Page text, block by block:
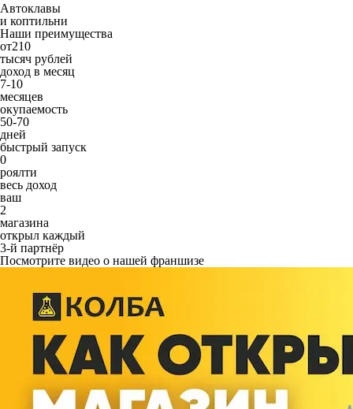
Автоклавы
и коптильни
Наши преимущества
от210
тысяч рублей
доход в месяц
7-10
месяцев
окупаемость
50-70
дней
быстрый запуск
0
роялти
весь доход
ваш
2
магазина
открыл каждый
3-й партнёр
Посмотрите видео о нашей франшизе